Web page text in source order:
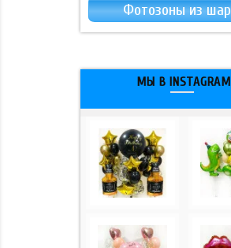
Фотозоны из
МЫ В INSTAGRAM